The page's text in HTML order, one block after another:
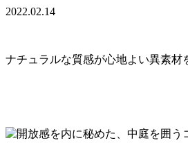
2022.02.14
ナチュラルな質感が心地よい異素材